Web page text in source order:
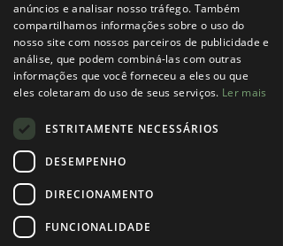
anúncios e analisar nosso tráfego. Também
compartilhamos informações sobre o uso do
nosso site com nossos parceiros de publicidade e
análise, que podem combiná-las com outras
informações que você forneceu a eles ou que
eles coletaram do uso de seus serviços. Ler mais
ESTRITAMENTE NECESSÁRIOS
DESEMPENHO
DIRECIONAMENTO
FUNCIONALIDADE